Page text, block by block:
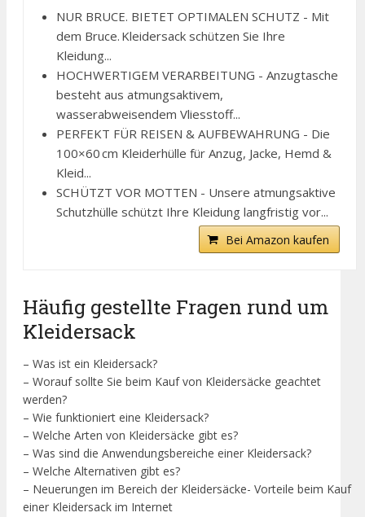
NUR BRUCE. BIETET OPTIMALEN SCHUTZ - Mit
dem Bruce. Kleidersack schützen Sie Ihre
Kleidung...
HOCHWERTIGEM VERARBEITUNG - Anzugtasche
besteht aus atmungsaktivem,
wasserabweisendem Vliesstoff...
PERFEKT FÜR REISEN & AUFBEWAHRUNG - Die
100×60 cm Kleiderhülle für Anzug, Jacke, Hemd &
Kleid...
SCHÜTZT VOR MOTTEN - Unsere atmungsaktive
Schutzhülle schützt Ihre Kleidung langfristig vor...
Bei Amazon kaufen
Häufig gestellte Fragen rund um
Kleidersack
– Was ist ein Kleidersack?
– Worauf sollte Sie beim Kauf von Kleidersäcke geachtet
werden?
– Wie funktioniert eine Kleidersack?
– Welche Arten von Kleidersäcke gibt es?
– Was sind die Anwendungsbereiche einer Kleidersack?
– Welche Alternativen gibt es?
– Neuerungen im Bereich der Kleidersäcke- Vorteile beim Kauf
einer Kleidersack im Internet